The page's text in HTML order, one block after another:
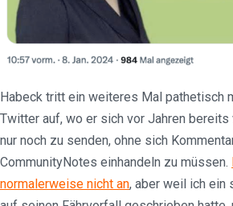
Habeck tritt ein weiteres Mal pathetisch
Twitter auf, wo er sich vor Jahren bereits
nur noch zu senden, ohne sich
CommunityNotes einhandeln zu müssen.
normalerweise nicht an, aber weil ich ein